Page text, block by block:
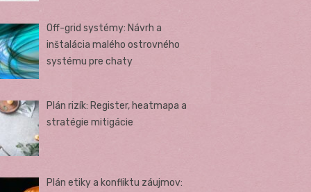
Off-grid systémy: Návrh a
inštalácia malého ostrovného
systému pre chaty
Plán rizík: Register, heatmapa a
stratégie mitigácie
Plán etiky a konfliktu záujmov: